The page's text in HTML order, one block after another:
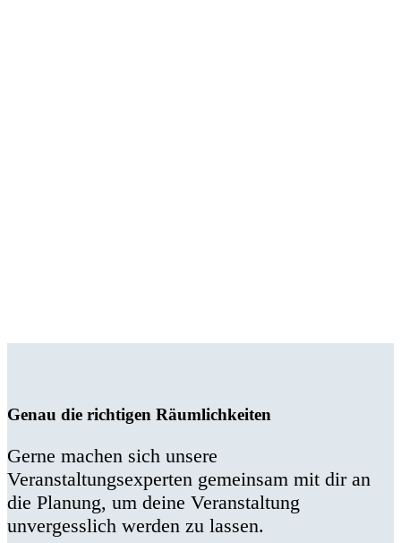
Genau die richtigen Räumlichkeiten
Gerne machen sich unsere
Veranstaltungsexperten gemeinsam mit dir an
die Planung, um deine Veranstaltung
unvergesslich werden zu lassen.